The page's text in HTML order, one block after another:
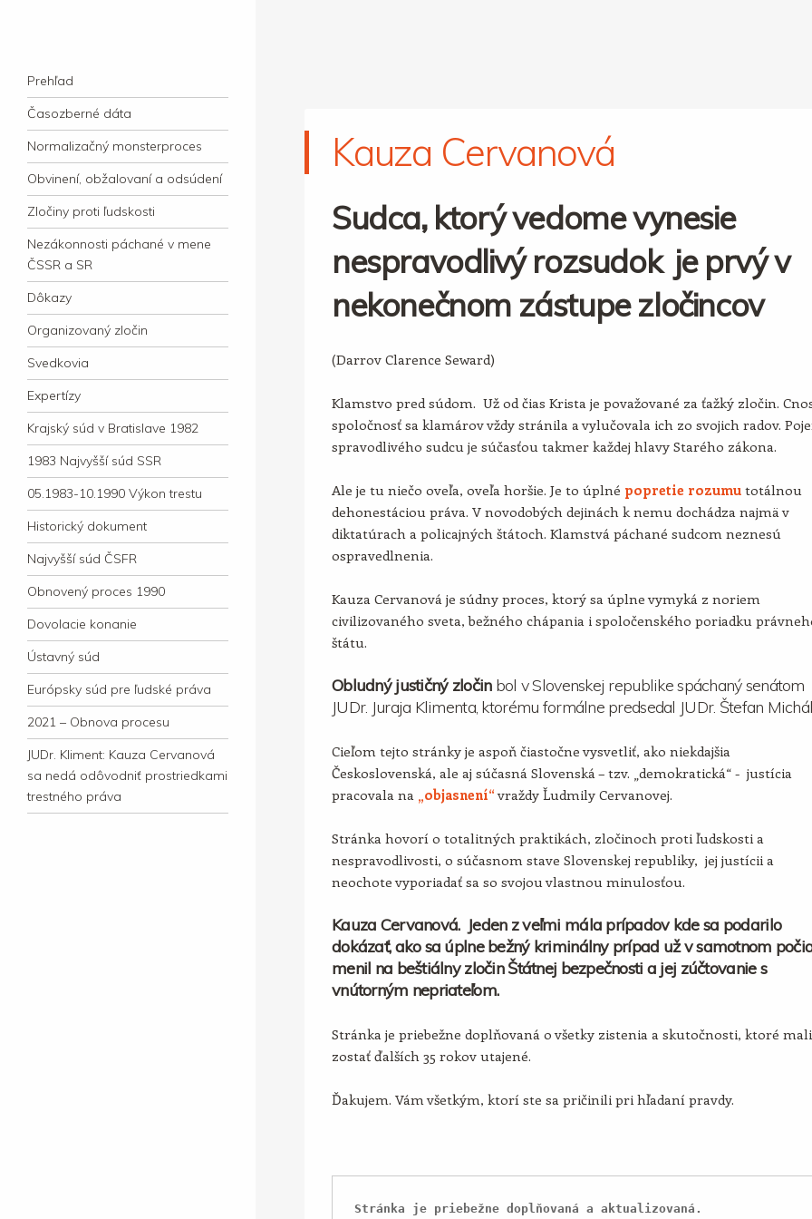
súdny proces v dejnách slovenskej justície
Navigation
Skip to content
Prehľad
Časozberné dáta
Normalizačný monsterproces
Obvinení, obžalovaní a odsúdení
Zločiny proti ľudskosti
Nezákonnosti páchané v mene
ČSSR a SR
Dôkazy
Organizovaný zločin
Svedkovia
Expertízy
Krajský súd v Bratislave 1982
1983 Najvyšší súd SSR
05.1983-10.1990 Výkon trestu
Historický dokument
Najvyšší súd ČSFR
Obnovený proces 1990
Dovolacie konanie
Ústavný súd
Európsky súd pre ľudské práva
2021 – Obnova procesu
JUDr. Kliment: Kauza Cervanová
sa nedá odôvodniť prostriedkami
trestného práva
Kauza Cervanová
Sudca, ktorý vedome vynesie
nespravodlivý rozsudok je prvý v
nekonečnom zástupe zločincov
(Darrov Clarence Seward)
Klamstvo pred súdom. Už od čias Krista je považované za ťažký zločin.
spoločnosť sa klamárov vždy stránila a vylučovala ich zo svojich radov.
spravodlivého sudcu je súčasťou takmer každej hlavy Starého zákona.
Ale je tu niečo oveľa, oveľa horšie. Je to úplné popretie rozumu totálnou
dehonestáciou práva. V novodobých dejinách k nemu dochádza najmä v
diktatúrach a policajných štátoch. Klamstvá páchané sudcom neznesú
ospravedlnenia.
Kauza Cervanová je súdny proces, ktorý sa úplne vymyká z noriem
civilizovaného sveta, bežného chápania i spoločenského poriadku
štátu.
Obludný justičný zločin bol v Slovenskej republike spáchaný senátom
JUDr. Juraja Klimenta, ktorému formálne predsedal JUDr. Štefan
Cieľom tejto stránky je aspoň čiastočne vysvetliť, ako niekdajšia
Československá, ale aj súčasná Slovenská – tzv. „demokratická“ - justícia
pracovala na „objasnení“vraždy Ľudmily Cervanovej.
Stránka hovorí o totalitných praktikách, zločinoch proti ľudskosti a
nespravodlivosti, o súčasnom stave Slovenskej republiky, jej justícii a
neochote vyporiadať sa so svojou vlastnou minulosťou.
Kauza Cervanová. Jeden z veľmi mála prípadov kde sa podarilo
dokázať, ako sa úplne bežný kriminálny prípad už v samotnom
menil na beštiálny zločin Štátnej bezpečnosti a jej zúčtovanie s
vnútorným nepriateľom.
Stránka je priebežne doplňovaná o všetky zistenia a skutočnosti, ktoré mali
zostať ďalších 35 rokov utajené.
Ďakujem. Vám všetkým, ktorí ste sa pričinili pri hľadaní pravdy.
Stránka je priebežne doplňovaná a aktualizovaná.